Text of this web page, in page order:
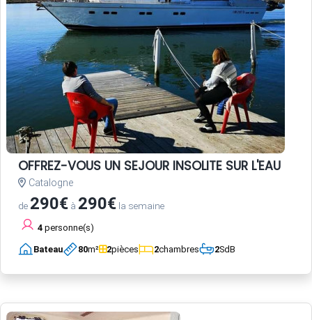
OFFREZ-VOUS UN SEJOUR INSOLITE SUR L'EAU
Catalogne
de 290€ à 290€ la semaine
4 personne(s)
Bateau 80m² 2pièces 2chambres 2SdB